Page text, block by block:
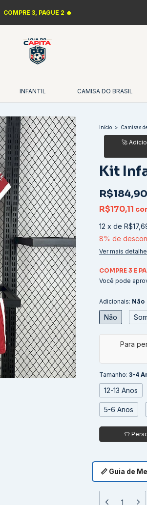
LANÇAMENTOS DA NBA 🏀
INFANTIL CAMISA DO BRASIL
Início > Camisas
Kit
R$184,90
R$170,11
12 x de
8% de
Ver mais
COMPRE 3 E
Você pode
Adicionais: Não
Não
Tamanho: 3-4
12-13 Anos
5-6 Anos
📏 Guia de